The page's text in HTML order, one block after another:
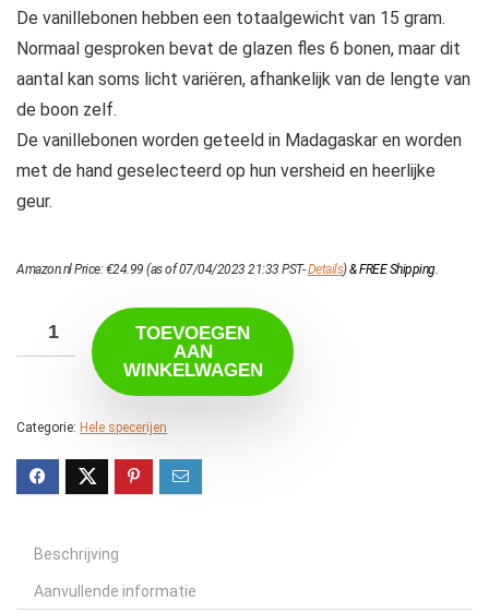
De vanillebonen hebben een totaalgewicht van 15 gram.
Normaal gesproken bevat de glazen fles 6 bonen, maar dit
aantal kan soms licht variëren, afhankelijk van de lengte van
de boon zelf.
De vanillebonen worden geteeld in Madagaskar en worden
met de hand geselecteerd op hun versheid en heerlijke
geur.
Amazon.nl Price:€24.99 (as of 07/04/2023 21:33 PST-Details)&FREE Shipping.
TOEVOEGEN
AAN
WINKELWAGEN
Categorie: Hele specerijen
Beschrijving
Aanvullende informatie